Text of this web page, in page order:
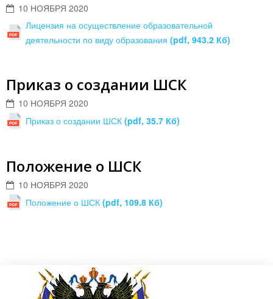
10 НОЯБРЯ 2020
Лицензия на осуществление образовательной
деятельности по виду образования (pdf, 943.2 Кб)
Приказ о создании ШСК
10 НОЯБРЯ 2020
Приказ о создании ШСК (pdf, 35.7 Кб)
Положение о ШСК
10 НОЯБРЯ 2020
Положение о ШСК (pdf, 109.8 Кб)